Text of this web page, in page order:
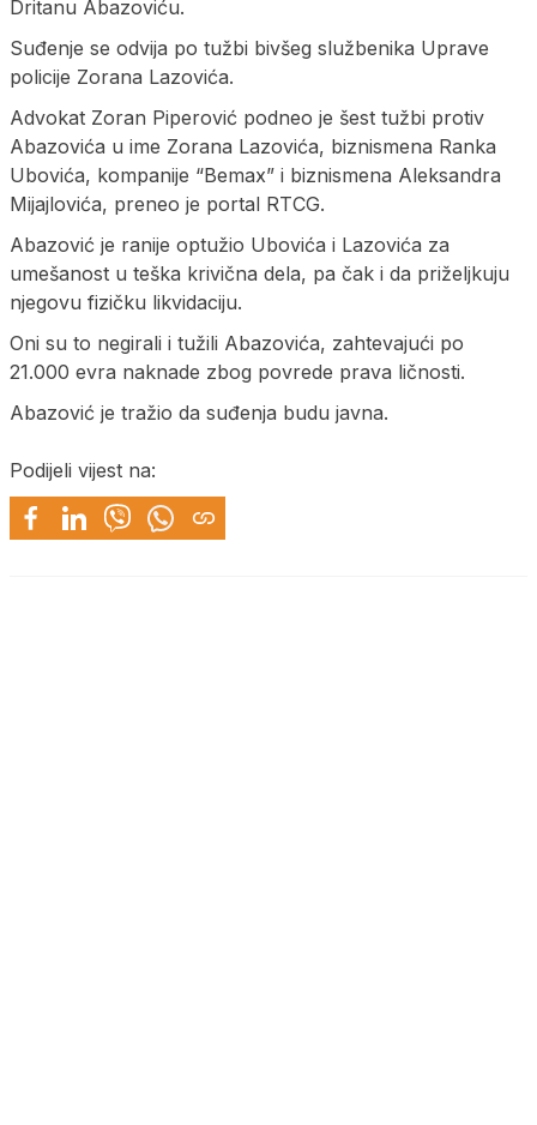
Dritanu Abazoviću.
Suđenje se odvija po tužbi bivšeg službenika Uprave
policije Zorana Lazovića.
Advokat Zoran Piperović podneo je šest tužbi protiv
Abazovića u ime Zorana Lazovića, biznismena Ranka
Ubovića, kompanije “Bemax” i biznismena Aleksandra
Mijajlovića, preneo je portal RTCG.
Abazović je ranije optužio Ubovića i Lazovića za
umešanost u teška krivična dela, pa čak i da priželjkuju
njegovu fizičku likvidaciju.
Oni su to negirali i tužili Abazovića, zahtevajući po
21.000 evra naknade zbog povrede prava ličnosti.
Abazović je tražio da suđenja budu javna.
Podijeli vijest na: